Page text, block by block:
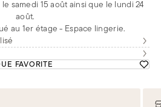
samedi 15 août ainsi que le lundi 24
août.
au 1er étage - Espace lingerie.
FAVORITE